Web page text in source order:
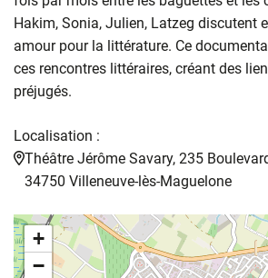
Hakim, Sonia, Julien, Latzeg discutent
amour pour la littérature. Ce
ces rencontres littéraires, créant des
préjugés.
Localisation :
Théâtre Jérôme Savary, 235
34750 Villeneuve-lès-Maguelone
+
−